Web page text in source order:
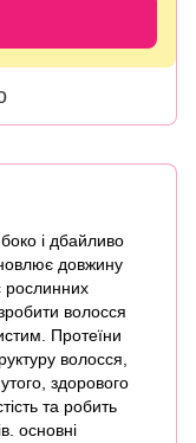
і дбайливо
довжину
рослинних
волосся
Протеїни
волосся,
здорового
та робить
основні